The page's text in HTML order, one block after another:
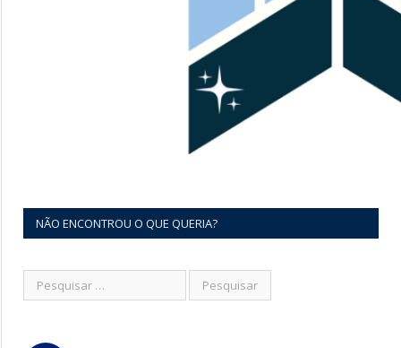
NÃO ENCONTROU O QUE QUERIA?